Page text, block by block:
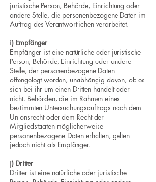
juristische Person, Behörde, Einrichtung oder
andere Stelle, die personenbezogene Daten im
Auftrag des Verantwortlichen verarbeitet.
i) Empfänger
Empfänger ist eine natürliche oder juristische
Person, Behörde, Einrichtung oder andere
Stelle, der personenbezogene Daten
offengelegt werden, unabhängig davon, ob es
sich bei ihr um einen Dritten handelt oder
nicht. Behörden, die im Rahmen eines
bestimmten Untersuchungsauftrags nach dem
Unionsrecht oder dem Recht der
Mitgliedstaaten möglicherweise
personenbezogene Daten erhalten, gelten
jedoch nicht als Empfänger.
j) Dritter
Dritter ist eine natürliche oder juristische